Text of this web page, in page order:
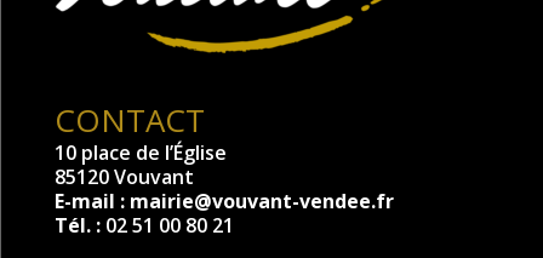
CONTACT
10 place de l’Église
85120 Vouvant
E-mail : mairie@vouvant-vendee.fr
Tél. : 02 51 00 80 21